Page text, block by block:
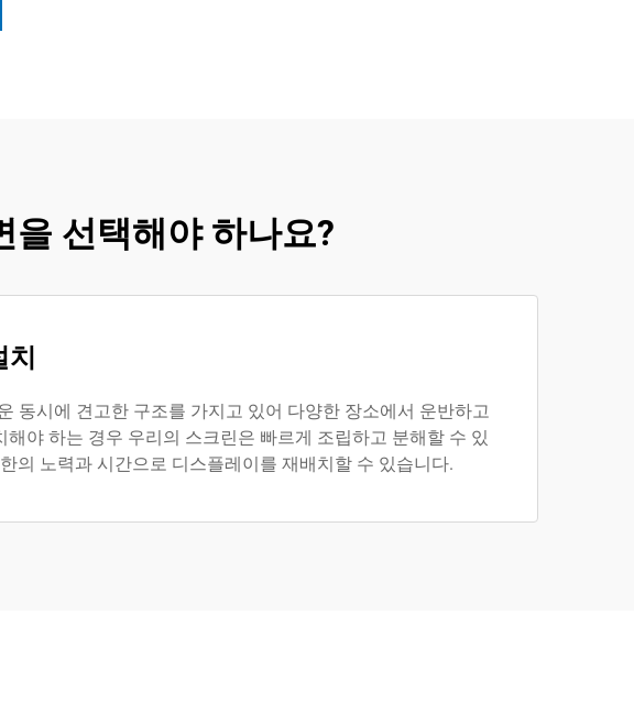
을 선택해야 하나요?
동시에 견고한 구조를 가지고 있어 다양한 장소에서 운반하고
야 하는 경우 우리의 스크린은 빠르게 조립하고 분해할 수 있
의 노력과 시간으로 디스플레이를 재배치할 수 있습니다.